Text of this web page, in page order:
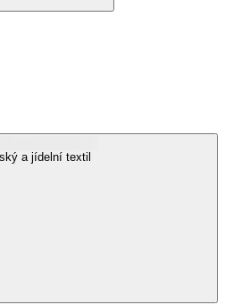
a jídelní textil